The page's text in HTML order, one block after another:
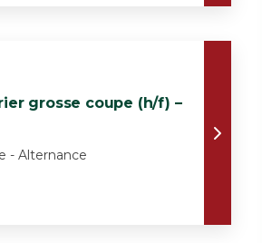
grosse coupe (h/f) –
- Alternance